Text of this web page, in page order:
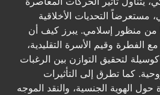
مستعرضاً التحديات الأخلاقية
من منظور إسلامي. يبرز كيف أن
الفطرة وقيم الأسرة التقليدية،
لتحقيق التوازن بين الرغبات
كما تطرق إلى التأثيرات
حول الهوية الجنسية، والنقد الموجه